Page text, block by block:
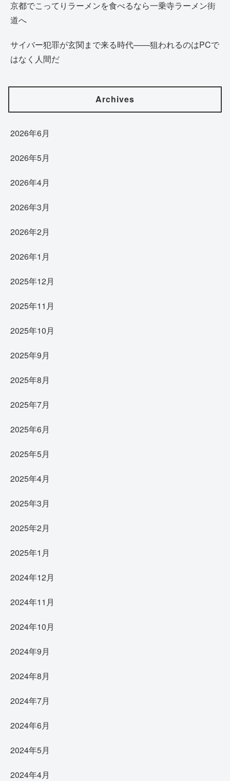
京都でこってりラーメンを食べるなら一乗寺ラーメン街
道へ
サイバー犯罪が玄関まで来る時代——狙われるのはPCで
はなく人間だ
Archives
2026年6月
2026年5月
2026年4月
2026年3月
2026年2月
2026年1月
2025年12月
2025年11月
2025年10月
2025年9月
2025年8月
2025年7月
2025年6月
2025年5月
2025年4月
2025年3月
2025年2月
2025年1月
2024年12月
2024年11月
2024年10月
2024年9月
2024年8月
2024年7月
2024年6月
2024年5月
2024年4月